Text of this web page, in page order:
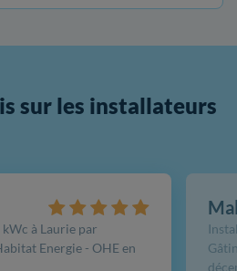
sur les installateurs
à Laurie par
Energie - OHE en